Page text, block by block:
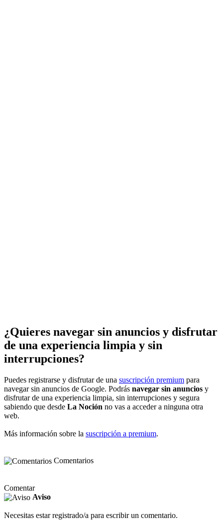
¿Quieres navegar sin anuncios y disfrutar
de una experiencia limpia y sin
interrupciones?
Puedes registrarse y disfrutar de una suscripción premium para
navegar sin anuncios de Google. Podrás navegar sin anuncios y
disfrutar de una experiencia limpia, sin interrupciones y segura
sabiendo que desde La Noción no vas a acceder a ninguna otra
web.
Más información sobre la suscripción a premium.
Comentarios
Comentar
Aviso
Necesitas estar registrado/a para escribir un comentario.